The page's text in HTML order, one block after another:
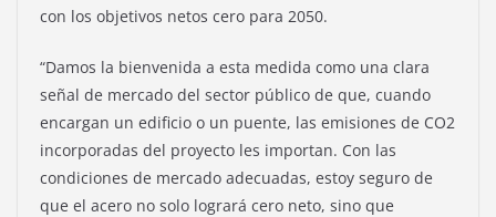
con los objetivos netos cero para 2050.
“Damos la bienvenida a esta medida como una clara
señal de mercado del sector público de que, cuando
encargan un edificio o un puente, las emisiones de CO2
incorporadas del proyecto les importan. Con las
condiciones de mercado adecuadas, estoy seguro de
que el acero no solo logrará cero neto, sino que